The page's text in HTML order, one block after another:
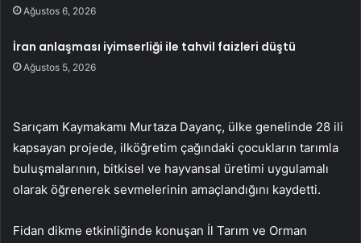
Ağustos 6, 2026
İran anlaşması iyimserliği ile tahvil faizleri düştü
Ağustos 5, 2026
Sarıçam Kaymakamı Murtaza Dayanç, ülke genelinde 28 ili
kapsayan projede, ilköğretim çağındaki çocukların tarımla
buluşmalarının, bitkisel ve hayvansal üretimi uygulamalı
olarak öğrenerek sevmelerinin amaçlandığını kaydetti.
Fidan dikme etkinliğinde konuşan İl Tarım ve Orman